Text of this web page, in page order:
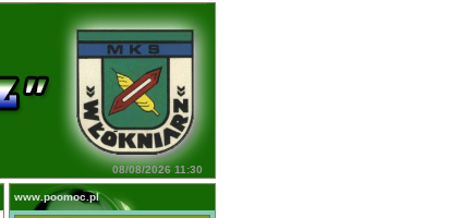
08/08/2026 11:30
www.poomoc.pl